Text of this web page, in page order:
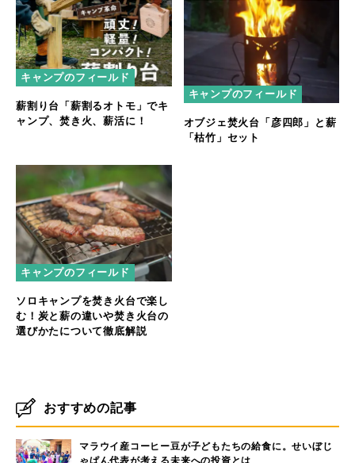
キャンプのフィールド
薪割り台「薪割るオトモ」でキ
ャンプ、焚き火、薪活に！
キャンプのフィールド
オブジェ焚火台「彦四郎」と薪
「枯竹」セット
キャンプのフィールド
ソロキャンプを焚き火台で楽し
む！炭と薪の違いや焚き火台の
選びかたについて徹底解説
おすすめの記事
マラウイ産コーヒー豆が子どもたちの給食に。せいぼじ